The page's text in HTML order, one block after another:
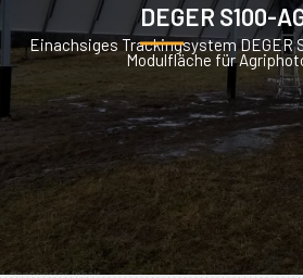
DEGER S100-
Einachsiges Trackingsystem DEGER
Modulfläche für